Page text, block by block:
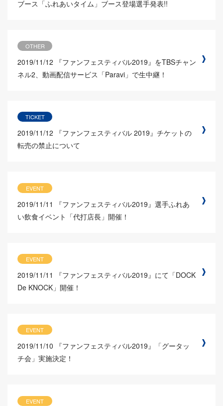
ブース「ふれあいタイム」ブース登場選手発表!!
OTHER
2019/11/12
『ファンフェスティバル2019』をTBSチャン
ネル2、動画配信サービス「Paravi」で生中継！
TICKET
2019/11/12
『ファンフェスティバル 2019』チケットの
転売の禁止について
EVENT
2019/11/11
『ファンフェスティバル2019』選手ふれあ
い飲食イベント「代打店長」開催！
EVENT
2019/11/11
『ファンフェスティバル2019』にて「DOCK
De KNOCK」開催！
EVENT
2019/11/10
『ファンフェスティバル2019』「グータッ
チ会」実施決定！
EVENT